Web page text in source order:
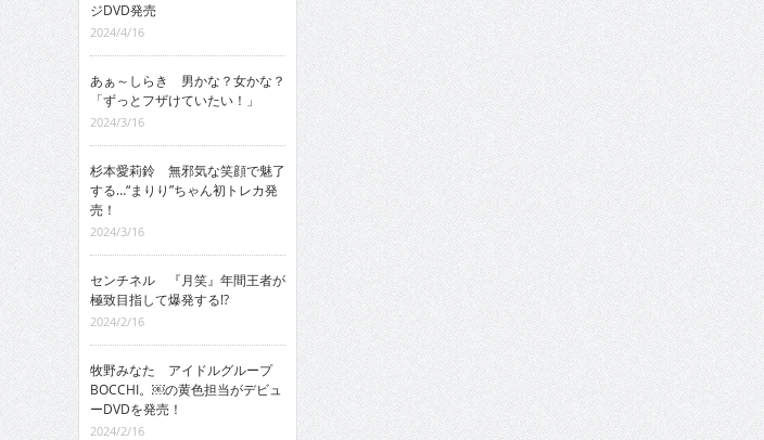
ジDVD発売
2024/4/16
あぁ～しらき 男かな？女かな？
「ずっとフザけていたい！」
2024/3/16
杉本愛莉鈴 無邪気な笑顔で魅了
する…“まりり”ちゃん初トレカ発
売！
2024/3/16
センチネル 『月笑』年間王者が
極致目指して爆発する!?
2024/2/16
牧野みなた アイドルグループ
BOCCHI。￼の黄色担当がデビュ
ーDVDを発売！
2024/2/16